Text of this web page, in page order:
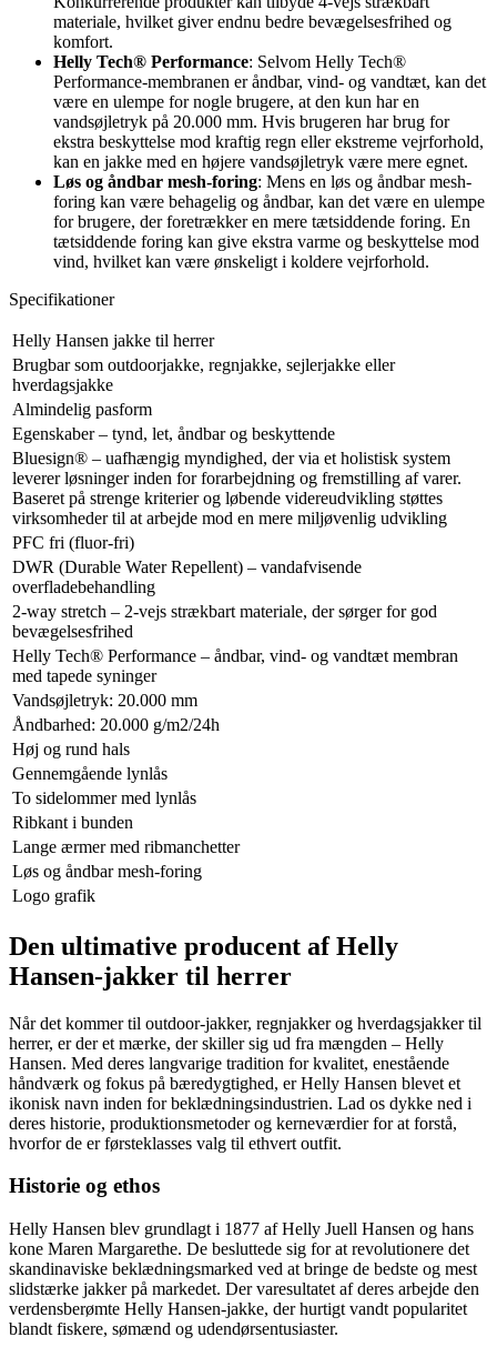
materiale, hvilket giver endnu bedre bevægelsesfrihed og
komfort.
Helly Tech® Performance: Selvom Helly Tech®
Performance-membranen er åndbar, vind- og vandtæt, kan det
være en ulempe for nogle brugere, at den kun har en
vandsøjletryk på 20.000 mm. Hvis brugeren har brug for
ekstra beskyttelse mod kraftig regn eller ekstreme vejrforhold,
kan en jakke med en højere vandsøjletryk være mere egnet.
Løs og åndbar mesh-foring: Mens en løs og åndbar mesh-
foring kan være behagelig og åndbar, kan det være en ulempe
for brugere, der foretrækker en mere tætsiddende foring. En
tætsiddende foring kan give ekstra varme og beskyttelse mod
vind, hvilket kan være ønskeligt i koldere vejrforhold.
Specifikationer
Helly Hansen jakke til herrer
Brugbar som outdoorjakke, regnjakke, sejlerjakke eller
hverdagsjakke
Almindelig pasform
Egenskaber – tynd, let, åndbar og beskyttende
Bluesign® – uafhængig myndighed, der via et holistisk system
leverer løsninger inden for forarbejdning og fremstilling af varer.
Baseret på strenge kriterier og løbende videreudvikling støttes
virksomheder til at arbejde mod en mere miljøvenlig udvikling
PFC fri (fluor-fri)
DWR (Durable Water Repellent) – vandafvisende
overfladebehandling
2-way stretch – 2-vejs strækbart materiale, der sørger for god
bevægelsesfrihed
Helly Tech® Performance – åndbar, vind- og vandtæt membran
med tapede syninger
Vandsøjletryk: 20.000 mm
Åndbarhed: 20.000 g/m2/24h
Høj og rund hals
Gennemgående lynlås
To sidelommer med lynlås
Ribkant i bunden
Lange ærmer med ribmanchetter
Løs og åndbar mesh-foring
Logo grafik
Den ultimative producent af Helly
Hansen-jakker til herrer
Når det kommer til outdoor-jakker, regnjakker og hverdagsjakker til
herrer, er der et mærke, der skiller sig ud fra mængden – Helly
Hansen. Med deres langvarige tradition for kvalitet, enestående
håndværk og fokus på bæredygtighed, er Helly Hansen blevet et
ikonisk navn inden for beklædningsindustrien. Lad os dykke ned i
deres historie, produktionsmetoder og kerneværdier for at forstå,
hvorfor de er førsteklasses valg til ethvert outfit.
Historie og ethos
Helly Hansen blev grundlagt i 1877 af Helly Juell Hansen og hans
kone Maren Margarethe. De besluttede sig for at revolutionere det
skandinaviske beklædningsmarked ved at bringe de bedste og mest
slidstærke jakker på markedet. Der varesultatet af deres arbejde den
verdensberømte Helly Hansen-jakke, der hurtigt vandt popularitet
blandt fiskere, sømænd og udendørsentusiaster.